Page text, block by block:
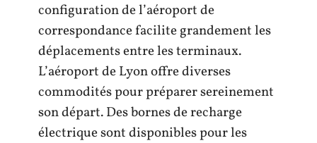
configuration de l’aéroport de
correspondance facilite grandement les
déplacements entre les terminaux.
L’aéroport de Lyon offre diverses
commodités pour préparer sereinement
son départ. Des bornes de recharge
électrique sont disponibles pour les